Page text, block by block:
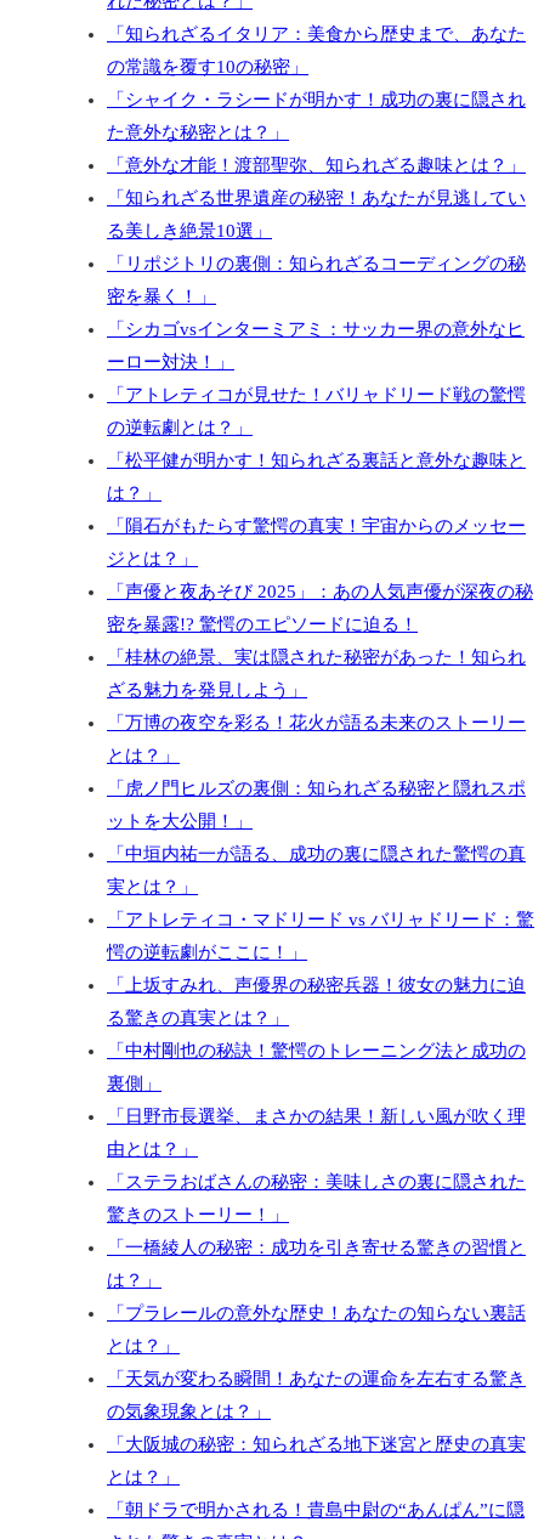
「知られざるイタリア：美食から歴史まで、あなた
の常識を覆す10の秘密」
「シャイク・ラシードが明かす！成功の裏に隠され
た意外な秘密とは？」
「意外な才能！渡部聖弥、知られざる趣味とは？」
「知られざる世界遺産の秘密！あなたが見逃してい
る美しき絶景10選」
「リポジトリの裏側：知られざるコーディングの秘
密を暴く！」
「シカゴvsインターミアミ：サッカー界の意外なヒ
ーロー対決！」
「アトレティコが見せた！バリャドリード戦の驚愕
の逆転劇とは？」
「松平健が明かす！知られざる裏話と意外な趣味と
は？」
「隕石がもたらす驚愕の真実！宇宙からのメッセー
ジとは？」
「声優と夜あそび 2025」：あの人気声優が深夜の秘
密を暴露!? 驚愕のエピソードに迫る！
「桂林の絶景、実は隠された秘密があった！知られ
ざる魅力を発見しよう」
「万博の夜空を彩る！花火が語る未来のストーリー
とは？」
「虎ノ門ヒルズの裏側：知られざる秘密と隠れスポ
ットを大公開！」
「中垣内祐一が語る、成功の裏に隠された驚愕の真
実とは？」
「アトレティコ・マドリード vs バリャドリード：驚
愕の逆転劇がここに！」
「上坂すみれ、声優界の秘密兵器！彼女の魅力に迫
る驚きの真実とは？」
「中村剛也の秘訣！驚愕のトレーニング法と成功の
裏側」
「日野市長選挙、まさかの結果！新しい風が吹く理
由とは？」
「ステラおばさんの秘密：美味しさの裏に隠された
驚きのストーリー！」
「一橋綾人の秘密：成功を引き寄せる驚きの習慣と
は？」
「プラレールの意外な歴史！あなたの知らない裏話
とは？」
「天気が変わる瞬間！あなたの運命を左右する驚き
の気象現象とは？」
「大阪城の秘密：知られざる地下迷宮と歴史の真実
とは？」
「朝ドラで明かされる！貴島中尉の“あんぱん”に隠